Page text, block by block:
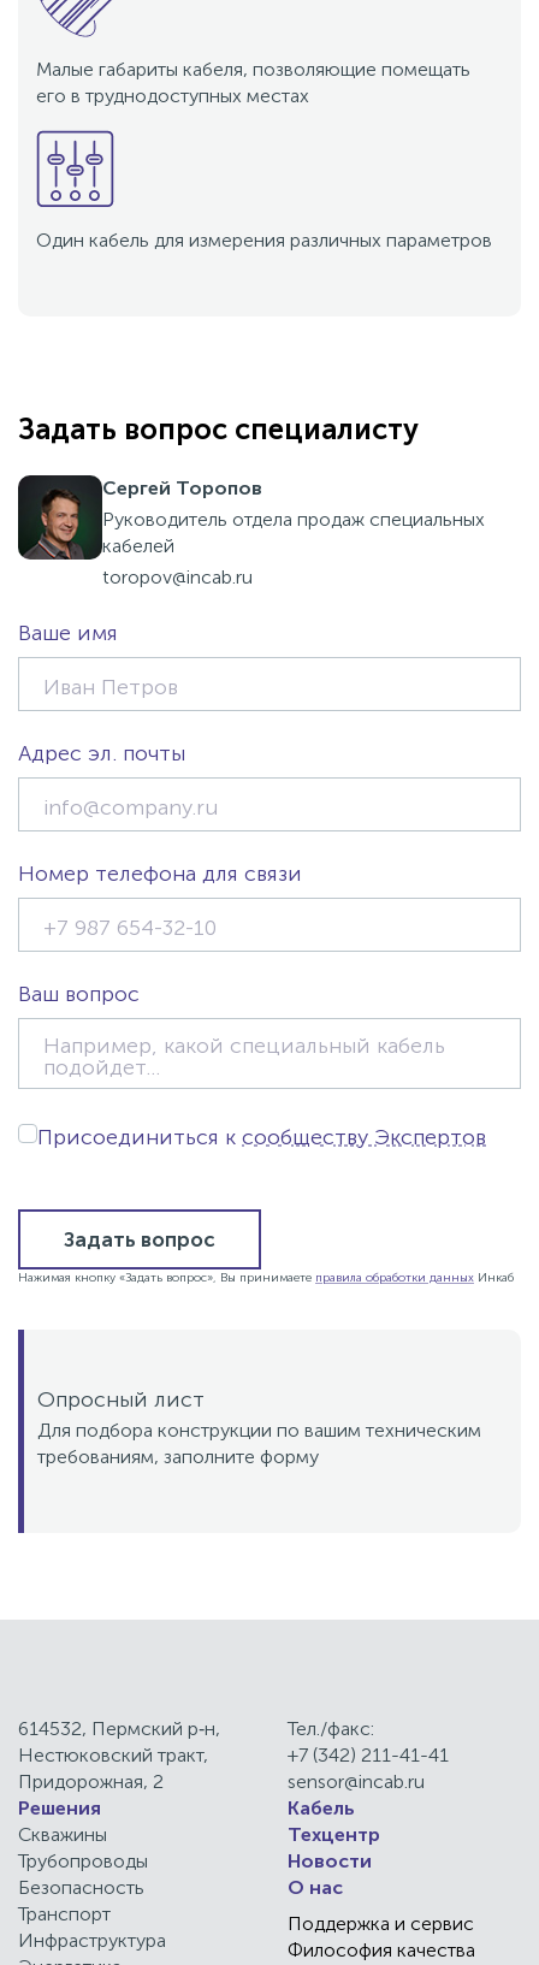
Малые габариты кабеля, позволяющие помещать
его в труднодоступных местах
Один кабель для измерения различных параметров
Задать вопрос специалисту
Сергей Торопов
Руководитель отдела продаж специальных
кабелей
toropov@incab.ru
Ваше имя
Адрес эл. почты
Номер телефона для связи
Ваш вопрос
Присоединиться к сообществу Экспертов
Задать вопрос
Нажимая кнопку «Задать вопрос», Вы принимаете правила обработки данных Инкаб
Опросный лист
Для подбора конструкции по вашим техническим
требованиям, заполните форму
614532, Пермский р‑н,
Нестюковский тракт,
Придорожная, 2
Тел./факс:
+7 (342) 211-41-41
sensor@incab.ru
Решения
Скважины
Трубопроводы
Безопасность
Транспорт
Инфраструктура
Кабель
Техцентр
Новости
О нас
Поддержка и сервис
Философия качества